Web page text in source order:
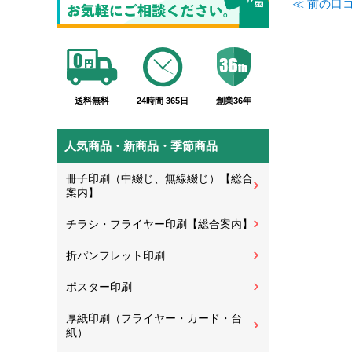
送料無料 24時間 365日 創業36年
人気商品・新商品・季節商品
冊子印刷（中綴じ、無線綴じ）【総合
案内】
チラシ・フライヤー印刷【総合案内】
折パンフレット印刷
ポスター印刷
厚紙印刷（フライヤー・カード・台
紙）
≪ 前の口